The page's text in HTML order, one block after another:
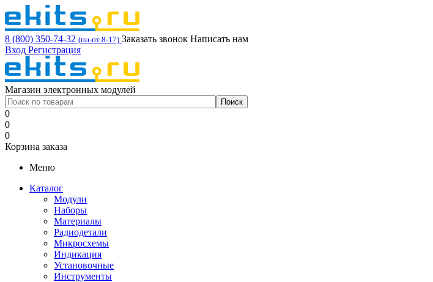
8 (800) 350-74-32 (пн-пт 8-17) Заказать звонок Написать нам
Вход Регистрация
Магазин электронных модулей
0
0
0
Корзина заказа
Меню
Каталог
Модули
Наборы
Материалы
Радиодетали
Микросхемы
Индикация
Установочные
Инструменты